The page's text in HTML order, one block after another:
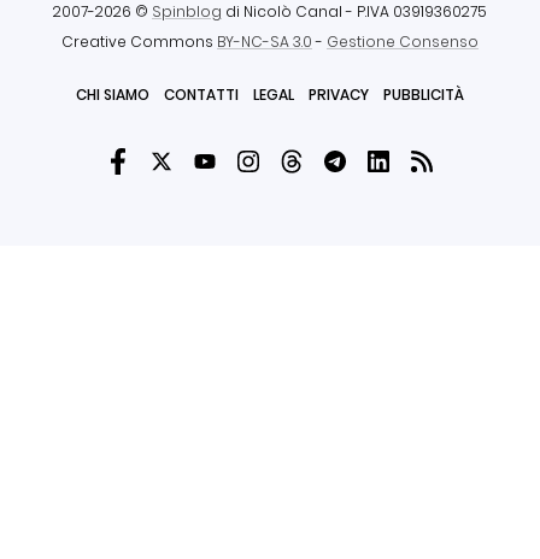
2007-2026 © Spinblog di Nicolò Canal - P.IVA 03919360275
Creative Commons BY-NC-SA 3.0- Gestione Consenso
CHI SIAMO CONTATTI LEGAL PRIVACY PUBBLICITÀ